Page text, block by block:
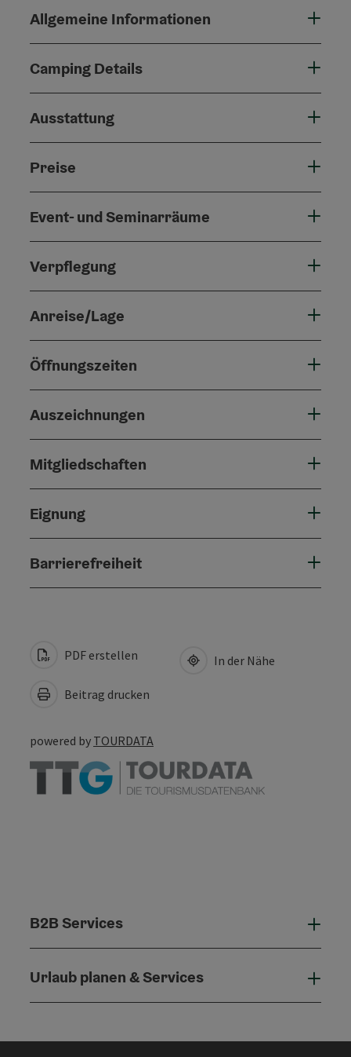
Allgemeine Informationen
Camping Details
Ausstattung
Preise
Event- und Seminarräume
Verpflegung
Anreise/Lage
Öffnungszeiten
Auszeichnungen
Mitgliedschaften
Eignung
Barrierefreiheit
PDF erstellen
Beitrag drucken
In der Nähe
powered by TOURDATA
B2B Services
Urlaub planen & Services